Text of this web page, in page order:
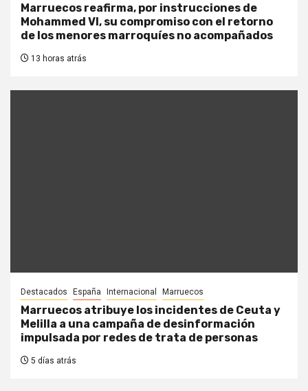
Marruecos reafirma, por instrucciones de
Mohammed VI, su compromiso con el retorno
de los menores marroquíes no acompañados
13 horas atrás
Destacados España Internacional Marruecos
Marruecos atribuye los incidentes de Ceuta y
Melilla a una campaña de desinformación
impulsada por redes de trata de personas
5 días atrás